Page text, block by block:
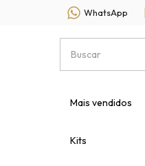
WhatsApp
Mais vendidos
Kits